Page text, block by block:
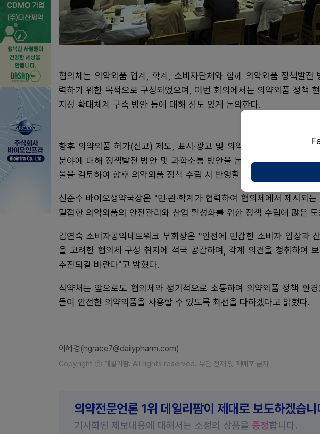
협의체는 의약외품 업계, 학계, 소비자단체와 함께 의약외품 정책발전
력하기 위한 목적으로 구성되었으며, 이번 회의에서는 의약외품 정책
지정 확대체계 구축 방안 등에 대해 심도 있게 논의한다.
향후 의약외품 허가(신고) 제도, 표시·광고 및 의약외품 제조 및 품질관
분야에 대해 정책발전 방안 및 과학소통 방안을 논의할 예정이며, 협
물을 검토하여 향후 의약외품 정책 수립 시 반영할 계획이다.
신준수 바이오생약국장은 "민·관·학계가 협력하여 협의체에서 제시되
밀접한 의약외품의 안전관리와 산업 활성화를 위한 정책 수립에 많은
김연숙 소비자공익네트워크 부회장은 "안전에 민감한 소비자 입장과
을 고려한 협의체 구성 취지에 적극 공감하며, 각계 의견을 청취하여
추진되길 바란다"고 밝혔다.
식약처는 앞으로도 협의체와 정기적으로 소통하며 의약외품 정책 환
들이 안전한 의약외품을 사용할 수 있도록 최선을 다하겠다고 밝혔다.
이혜경(hgrace7@dailypharm.com)
Copyright ⓒ 데일리팜. All rights reserved. 무단 전재 및 재배포 금지.
의약전문언론 1위 데일리팜이 제대로 보도하겠습니
기사화된 제보내용에 대해서는 소정의 상품을 증정합니다.